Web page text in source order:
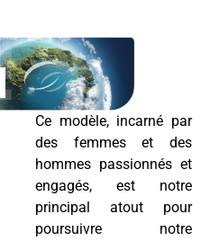
Ce modèle, incarné par
des femmes et des
hommes passionnés et
engagés, est notre
principal atout pour
poursuivre notre